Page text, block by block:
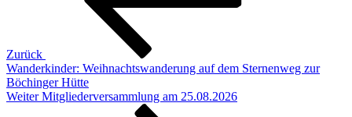
Zurück
Wanderkinder: Weihnachtswanderung auf dem Sternenweg zur
Böchinger Hütte
Nächster
Weiter Mitgliederversammlung am 25.08.2026